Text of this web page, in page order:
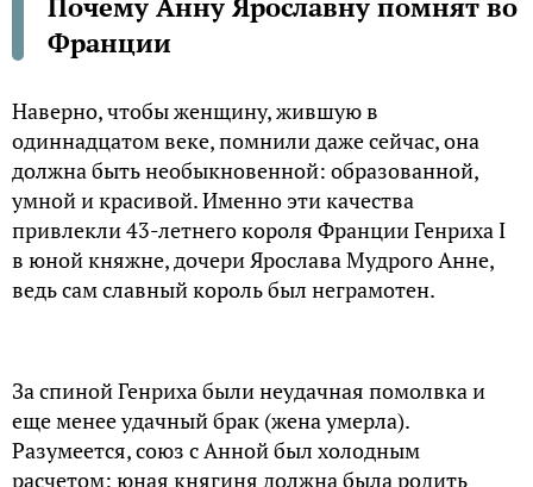
Почему Анну Ярославну помнят во
Франции
Наверно, чтобы женщину, жившую в
одиннадцатом веке, помнили даже сейчас, она
должна быть необыкновенной: образованной,
умной и красивой. Именно эти качества
привлекли 43-летнего короля Франции Генриха I
в юной княжне, дочери Ярослава Мудрого Анне,
ведь сам славный король был неграмотен.
За спиной Генриха были неудачная помолвка и
еще менее удачный брак (жена умерла).
Разумеется, союз с Анной был холодным
расчетом: юная княгиня должна была родить